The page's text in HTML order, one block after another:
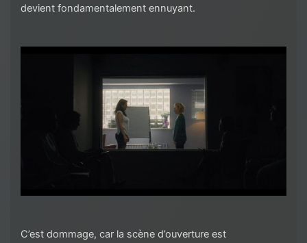
devient fondamentalement ennuyant.
C’est dommage, car la scène d’ouverture est